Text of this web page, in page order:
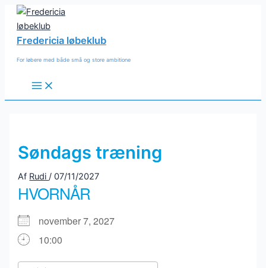
indholdet
Fredericia løbeklub
For løbere med både små og store ambitione
Main
Menu
Søndags træning
Af Rudi/07/11/2027
HVORNÅR
november 7, 2027
10:00